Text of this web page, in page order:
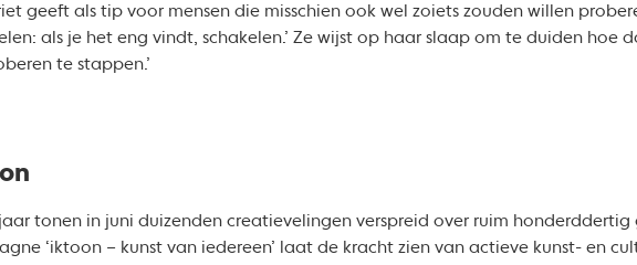
geeft als tip voor mensen die misschien ook wel zoiets zouden willen
als je het eng vindt, schakelen.’ Ze wijst op haar slaap om te duiden hoe
te stappen.’
tonen in juni duizenden creatievelingen verspreid over ruim honderddertig
‘iktoon – kunst van iedereen’ laat de kracht zien van actieve kunst- en